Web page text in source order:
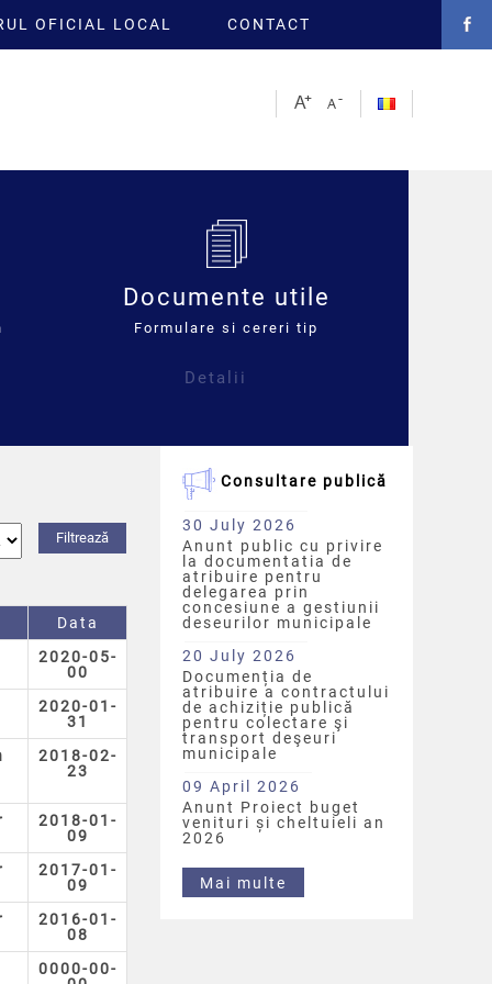
OFICIAL LOCAL CONTACT
Documente utile
Formulare si cereri tip
Detalii
Data
2020-05-
00
2020-01-
31
2018-02-
23
2018-01-
09
2017-01-
09
2016-01-
08
0000-00-
Consultare publică
30 July 2026
Anunt public cu privire
la documentatia de
atribuire pentru
delegarea prin
concesiune a gestiunii
deseurilor municipale
20 July 2026
Documenția de
atribuire a contractului
de achiziție publică
pentru colectare şi
transport deşeuri
municipale
09 April 2026
Anunt Proiect buget
venituri și cheltuieli an
2026
Mai multe